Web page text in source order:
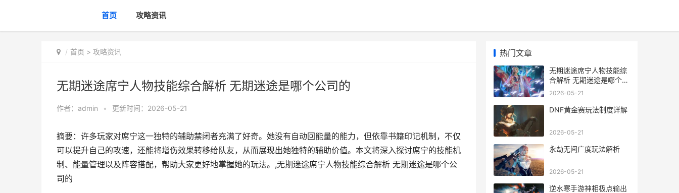
首页 攻略资讯
首页 > 攻略资讯
无期迷途席宁人物技能综合解析 无期迷途是哪个公司的
作者： admin • 更新时间：2026-05-21
摘要：许多玩家对席宁这一独特的辅助禁闭者充满了好奇。她没有自动回能量的能力，但依靠书籍印记机制，不仅
可以提升自己的攻速，还能将增伤效果转移给队友，从而展现出她独特的辅助价值。本文将深入探讨席宁的技能机
制、能量管理以及阵容搭配，帮助大家更好地掌握她的玩法。,无期迷途席宁人物技能综合解析 无期迷途是哪个公
司的
热门文章
无期迷途席宁人物技能综
合解析 无期迷途是哪个公
司的
2026-05-21
DNF黄金赛玩法制度详解
2026-05-21
永劫无间广度玩法解析
2026-05-21
逆水寒手游神相极点输出